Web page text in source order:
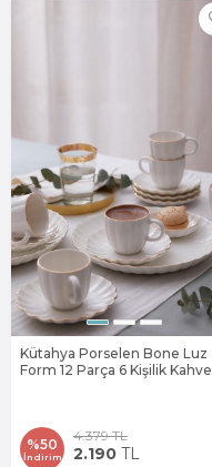
Kütahya Porselen Bone Luz
Form 12 Parça 6 Kişilik Kahve
%50
İndirim
4.379TL
2.190 TL